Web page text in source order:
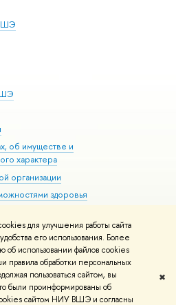
для улучшения работы сайта
его использования. Более
использовании файлов cookies
правила обработки персональных
пользоваться сайтом, вы
были проинформированы об
сайтом НИУ ВШЭ и согласны
✖
об имуществе и
характера
организации
здоровья
и контакты Условия использования